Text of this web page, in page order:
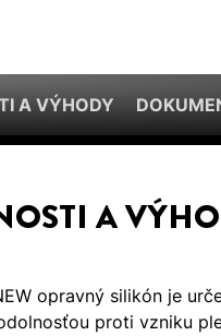
A VÝHODY
A
opravný silikón je
proti vzniku